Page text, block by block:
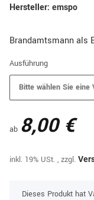
Hersteller: emspo
Brandamtsmann als
Ausführung
Bitte wählen Sie eine
ab 8,00 €
inkl. 19% USt. , zzgl.
xDieses Produkt hat